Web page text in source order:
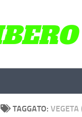
TAGGATO: VEGETA